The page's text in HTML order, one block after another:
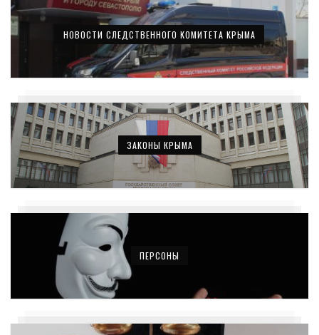
НОВОСТИ СЛЕДСТВЕННОГО КОМИТЕТА КРЫМА
ЗАКОНЫ КРЫМА
ПЕРСОНЫ